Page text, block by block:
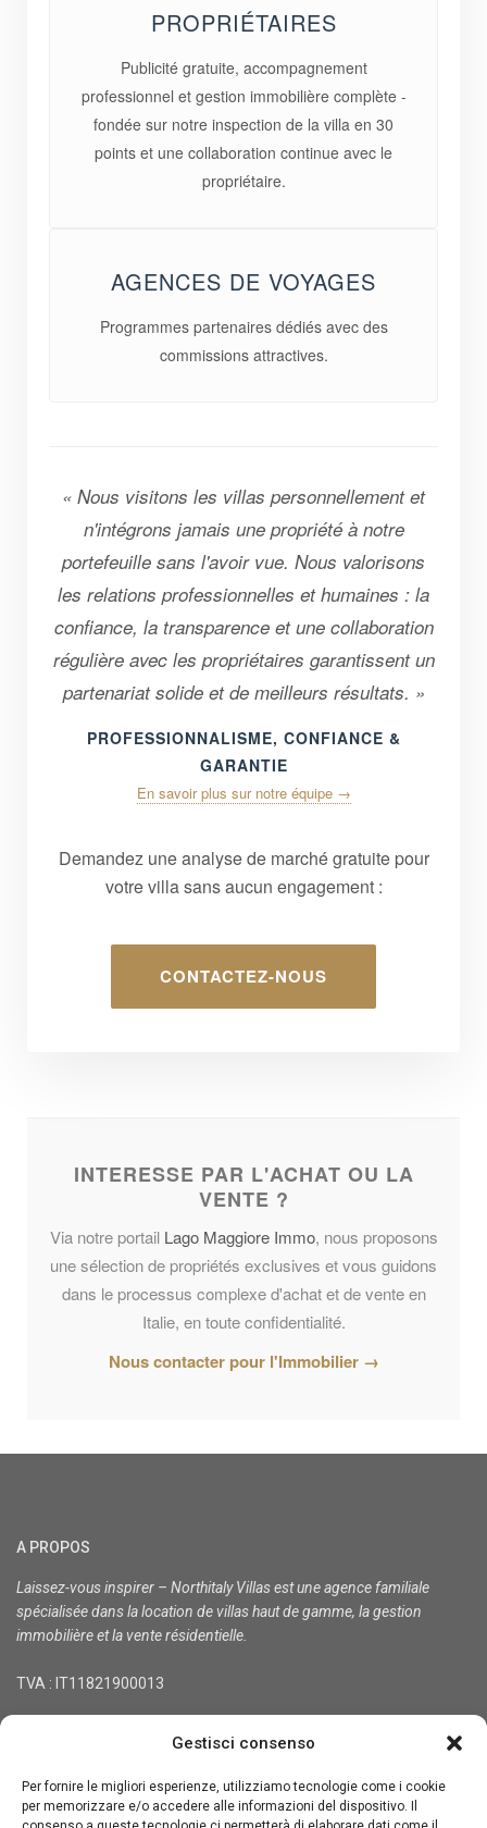
Gestisci consenso
Per fornire le migliori esperienze, utilizziamo tecnologie come i cookie
per memorizzare e/o accedere alle informazioni del dispositivo. Il
PROPRIÉTAIRES
Publicité gratuite, accompagnement
professionnel et gestion immobilière complète -
fondée sur notre inspection de la villa en 30
points et une collaboration continue avec le
propriétaire.
AGENCES DE VOYAGES
Programmes partenaires dédiés avec des
commissions attractives.
« Nous visitons les villas personnellement et
n'intégrons jamais une propriété à notre
portefeuille sans l'avoir vue. Nous valorisons
les relations professionnelles et humaines : la
confiance, la transparence et une collaboration
régulière avec les propriétaires garantissent un
partenariat solide et de meilleurs résultats. »
PROFESSIONNALISME, CONFIANCE &
GARANTIE
En savoir plus sur notre équipe →
Demandez une analyse de marché gratuite pour
votre villa sans aucun engagement :
CONTACTEZ-NOUS
INTERESSE PAR L'ACHAT OU LA
VENTE ?
Via notre portail Lago Maggiore Immo, nous proposons
une sélection de propriétés exclusives et vous guidons
dans le processus complexe d'achat et de vente en
Italie, en toute confidentialité.
Nous contacter pour l'Immobilier →
A PROPOS
Laissez-vous inspirer – Northitaly Villas est une agence familiale
spécialisée dans la location de villas haut de gamme, la gestion
immobilière et la vente résidentielle.
TVA : IT11821900013
Tél. +39-3333848900
info@northitaly.villas